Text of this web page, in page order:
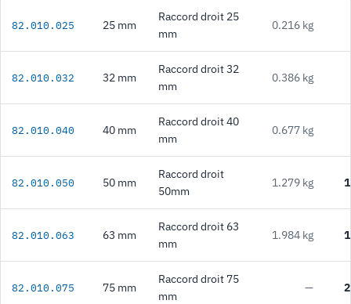
82.010.025 25 mm
Raccord droit 25
mm
0.216 kg
82.010.032 32 mm
Raccord droit 32
mm
0.386 kg
82.010.040 40 mm
Raccord droit 40
mm
0.677 kg
82.010.050 50 mm
Raccord droit
50mm
1.279 kg
82.010.063 63 mm
Raccord droit 63
mm
1.984 kg
82.010.075 75 mm
Raccord droit 75
mm
—